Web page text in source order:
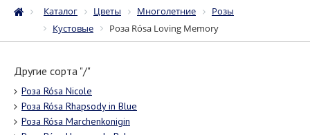
Каталог Цветы Многолетние
Розы
Кустовые
Роза Rósa Loving Memory
Другие сорта "/"
Роза Rósa Nicole
Роза Rósa Rhapsody in Blue
Роза Rósa Marchenkonigin